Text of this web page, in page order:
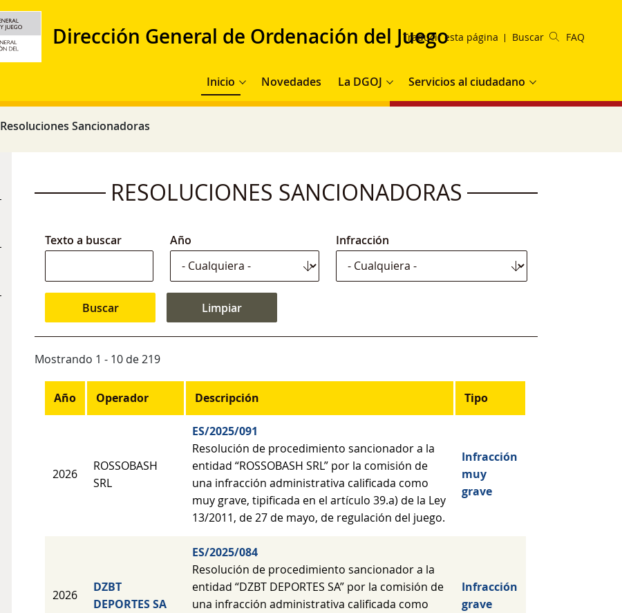
Dirección General de Ordenación del JuegoTraducir esta página Buscar FAQ
Navegación principal
Inicio Novedades La DGOJ Servicios al ciudadano
Resoluciones Sancionadoras
RESOLUCIONES SANCIONADORAS
Texto a buscar Año Infracción
Mostrando 1 - 10 de 219
Año Operador Descripción Tipo
2026
ROSSOBASH
SRL
ES/2025/091
Resolución de procedimiento sancionador a la
entidad “ROSSOBASH SRL” por la comisión de
una infracción administrativa calificada como
muy grave, tipificada en el artículo 39.a) de la Ley
13/2011, de 27 de mayo, de regulación del juego.
Infracción
muy
grave
2026
DZBT
DEPORTES SA
ES/2025/084
Resolución de procedimiento sancionador a la
entidad “DZBT DEPORTES SA” por la comisión de
una infracción administrativa calificada como
Infracción
grave